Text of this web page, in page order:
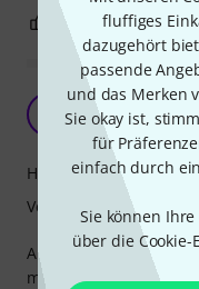
fluffiges
dazugehört
passende
und das Merken
Sie okay ist,
für
einfach durch
Sie können
über die
5 1
Praktische
Auf der Suche nach
man viel Schatten und
Handling
Verarbeitung